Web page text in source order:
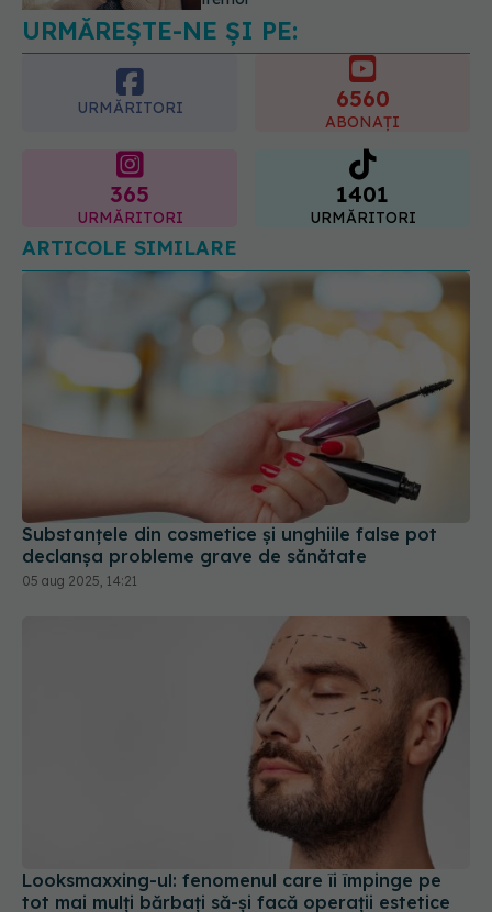
05.08.2026, 21:23
URMĂRITORI
365 1401
URMĂRITORI
ARTICOLE SIMILARE
Substanțele din cosmetice și unghiile false pot
declanșa probleme grave de sănătate
Looksmaxxing-ul: fenomenul care îi împinge pe
tot mai mulți bărbați să-și facă operații estetice